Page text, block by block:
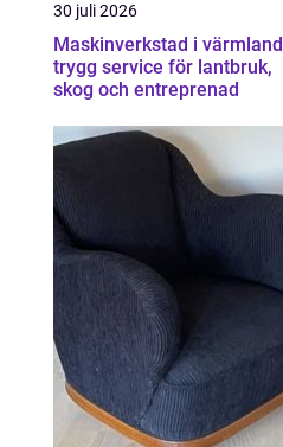
30 juli 2026
Maskinverkstad i värmland
trygg service för lantbruk,
skog och entreprenad